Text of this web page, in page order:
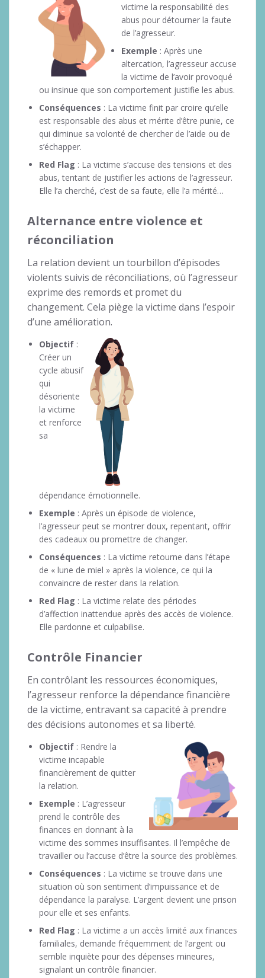
victime la responsabilité des
abus pour détourner la faute
de l’agresseur.
Exemple : Après une
altercation, l’agresseur accuse
la victime de l’avoir provoqué
ou insinue que son comportement justifie les abus.
Conséquences : La victime finit par croire qu’elle
est responsable des abus et mérite d’être punie, ce
qui diminue sa volonté de chercher de l’aide ou de
s’échapper.
Red Flag : La victime s’accuse des tensions et des
abus, tentant de justifier les actions de l’agresseur.
Elle l’a cherché, c’est de sa faute, elle l’a mérité…
Alternance entre violence et
réconciliation
La relation devient un tourbillon d’épisodes
violents suivis de réconciliations, où l’agresseur
exprime des remords et promet du
changement. Cela piège la victime dans l’espoir
d’une amélioration.
Objectif :
Créer un
cycle abusif
qui
désoriente
la victime
et renforce
sa
dépendance émotionnelle.
Exemple : Après un épisode de violence,
l’agresseur peut se montrer doux, repentant, offrir
des cadeaux ou promettre de changer.
Conséquences : La victime retourne dans l’étape
de « lune de miel » après la violence, ce qui la
convaincre de rester dans la relation.
Red Flag : La victime relate des périodes
d’affection inattendue après des accès de violence.
Elle pardonne et culpabilise.
Contrôle Financier
En contrôlant les ressources économiques,
l’agresseur renforce la dépendance financière
de la victime, entravant sa capacité à prendre
des décisions autonomes et sa liberté.
Objectif : Rendre la
victime incapable
financièrement de quitter
la relation.
Exemple : L’agresseur
prend le contrôle des
finances en donnant à la
victime des sommes insuffisantes. Il l’empêche de
travailler ou l’accuse d’être la source des problèmes.
Conséquences : La victime se trouve dans une
situation où son sentiment d’impuissance et de
dépendance la paralyse. L’argent devient une prison
pour elle et ses enfants.
Red Flag : La victime a un accès limité aux finances
familiales, demande fréquemment de l’argent ou
semble inquiète pour des dépenses mineures,
signalant un contrôle financier.